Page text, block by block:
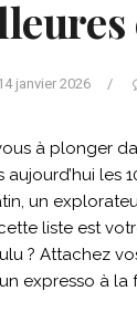
janvier 2026 /
à plonger
les
un
liste est
? Attachez
expresso à la